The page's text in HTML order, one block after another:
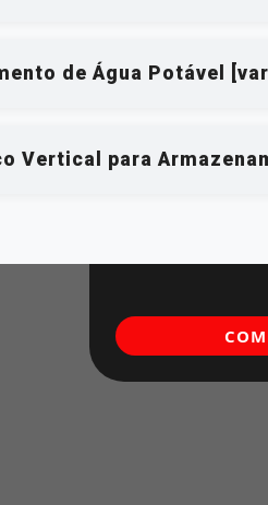
de Água Potável
para